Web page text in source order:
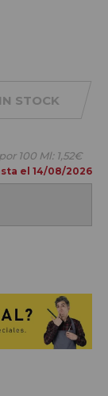
STOCK
100 Ml: 1,52€
el 14/08/2026